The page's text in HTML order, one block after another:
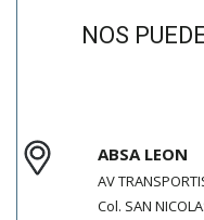
NOS
ABSA LEON
AV
Col. SAN